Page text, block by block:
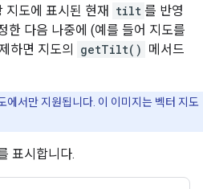
지도에 표시된 현재 tilt 를 반영
한 다음 나중에 (예를 들어 지도를
하면 지도의 getTilt() 메서드
에서만 지원됩니다. 이 이미지는 벡터 지도
표시합니다.